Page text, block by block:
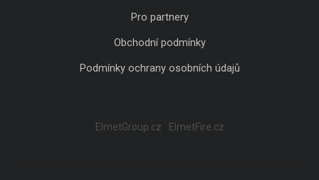
Pro partnery
Obchodní podmínky
Podmínky ochrany osobních údajů
ElmetGroup.cz ElmetFire.cz